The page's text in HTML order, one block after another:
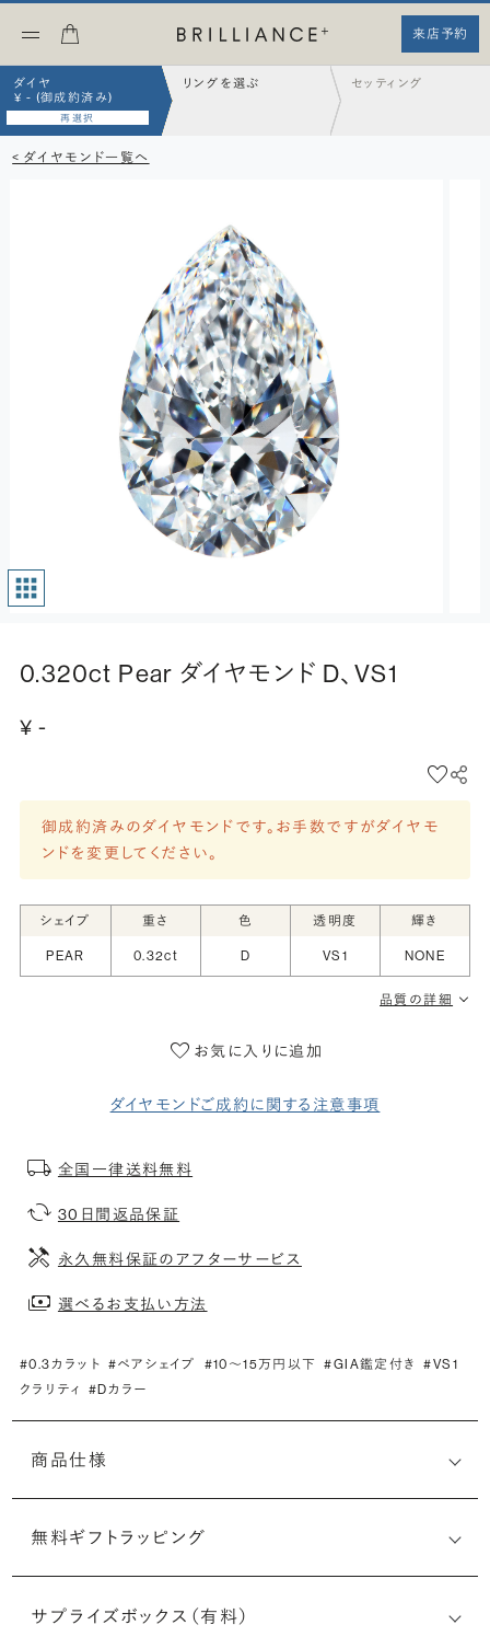
来店予約
ダイヤ
¥ - (御成約済み)
再選択
リングを選ぶ セッティング
< ダイヤモンド一覧へ
0.320ct Pear ダイヤモンド D、VS1
¥ -
御成約済みのダイヤモンドです。お手数ですがダイヤモ
ンドを変更してください。
シェイプ 重さ 色 透明度 輝き
PEAR 0.32ct D VS1 NONE
品質の詳細
お気に入りに追加
ダイヤモンドご成約に関する注意事項
全国一律送料無料
30日間返品保証
永久無料保証のアフターサービス
選べるお支払い方法
#0.3カラット #ペアシェイプ #10〜15万円以下 #GIA鑑定付き
#VS1
クラリティ #Dカラー
商品仕様
無料ギフトラッピング
サプライズボックス（有料）